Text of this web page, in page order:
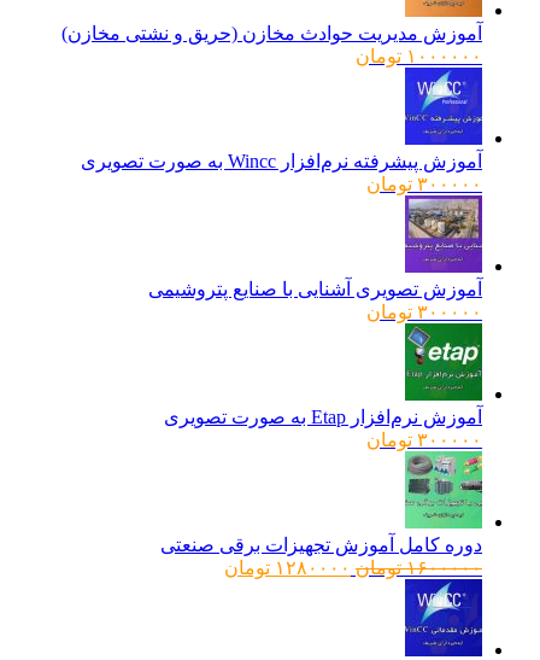
آموزش مدیریت حوادث مخازن (حریق و نشتی مخازن)
۱۰۰۰۰۰۰ تومان
آموزش پیشرفته نرم‌افزار Wincc به صورت تصویری
۳۰۰۰۰۰ تومان
آموزش تصویری آشنایی با صنایع پتروشیمی
۳۰۰۰۰۰ تومان
آموزش نرم‌افزار Etap به صورت تصویری
۳۰۰۰۰۰ تومان
دوره کامل آموزش تجهیزات برقی صنعتی
۱۶۰۰۰۰۰ تومانقیمت
۱۲۸۰۰۰۰ تومانقیمت